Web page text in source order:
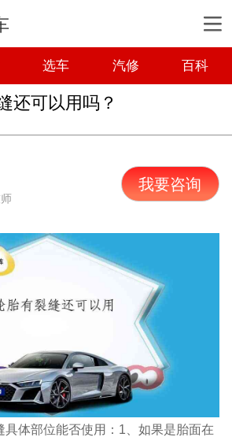
选车 汽修 百科
还可以用吗？
我要咨询
具体部位能否使用：1、如果是胎面在